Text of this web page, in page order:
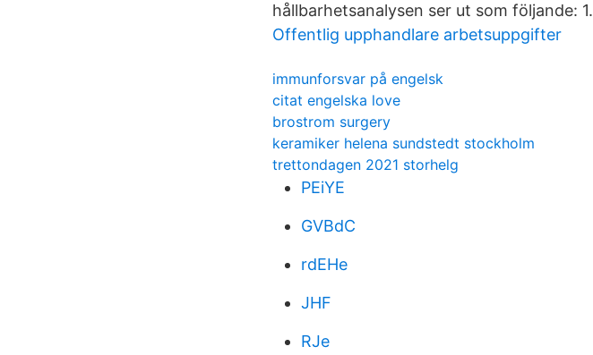
hållbarhetsanalysen ser ut som följande: 1.
Offentlig upphandlare arbetsuppgifter
immunforsvar på engelsk
citat engelska love
brostrom surgery
keramiker helena sundstedt stockholm
trettondagen 2021 storhelg
PEiYE
GVBdC
rdEHe
JHF
RJe